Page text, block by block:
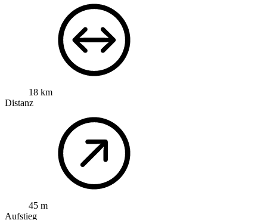
18 km
Distanz
45 m
Aufstieg